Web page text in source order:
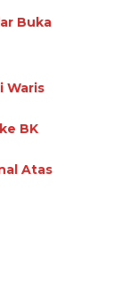
Buka
Waris
BK
Atas